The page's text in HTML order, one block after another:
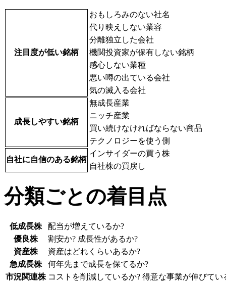
注目度が低い銘柄
おもしろみのない社名
代り映えしない業容
分離独立した会社
機関投資家が保有しない銘柄
感心しない業種
悪い噂の出ている会社
気の滅入る会社
成長しやすい銘柄
無成長産業
ニッチ産業
買い続けなければならない商品
テクノロジーを使う側
自社に自信のある銘柄
インサイダーの買う株
自社株の買戻し
分類ごとの着目点
低成長株
配当が増えているか?
優良株
割安か? 成長性があるか?
資産株
資産はどれくらいあるか?
急成長株
何年先まで成長を保てるか?
市況関連株 コストを削減しているか? 得意な事業が伸びてい